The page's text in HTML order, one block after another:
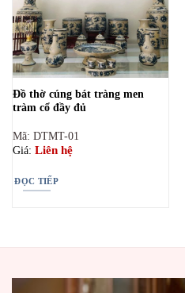
Đồ thờ cúng bát tràng men
tràm cổ đầy đủ
Mã: DTMT-01
Giá: Liên hệ
ĐỌC TIẾP